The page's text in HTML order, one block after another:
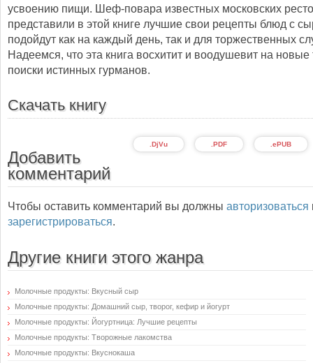
усвоению пищи. Шеф-повара известных московских
представили в этой книге лучшие свои рецепты блюд с
подойдут как на каждый день, так и для торжественных
Надеемся, что эта книга восхитит и воодушевит на новые
поиски истинных гурманов.
Скачать книгу
.ePUB
.PDF
.DjVu
Добавить
комментарий
Чтобы оставить комментарий вы должны авторизоваться
зарегистрироваться.
Другие книги этого жанра
Молочные продукты: Вкусный сыр
Молочные продукты: Домашний сыр, творог, кефир и йогурт
Молочные продукты: Йогуртница: Лучшие рецепты
Молочные продукты: Творожные лакомства
Молочные продукты: Вкуснокаша